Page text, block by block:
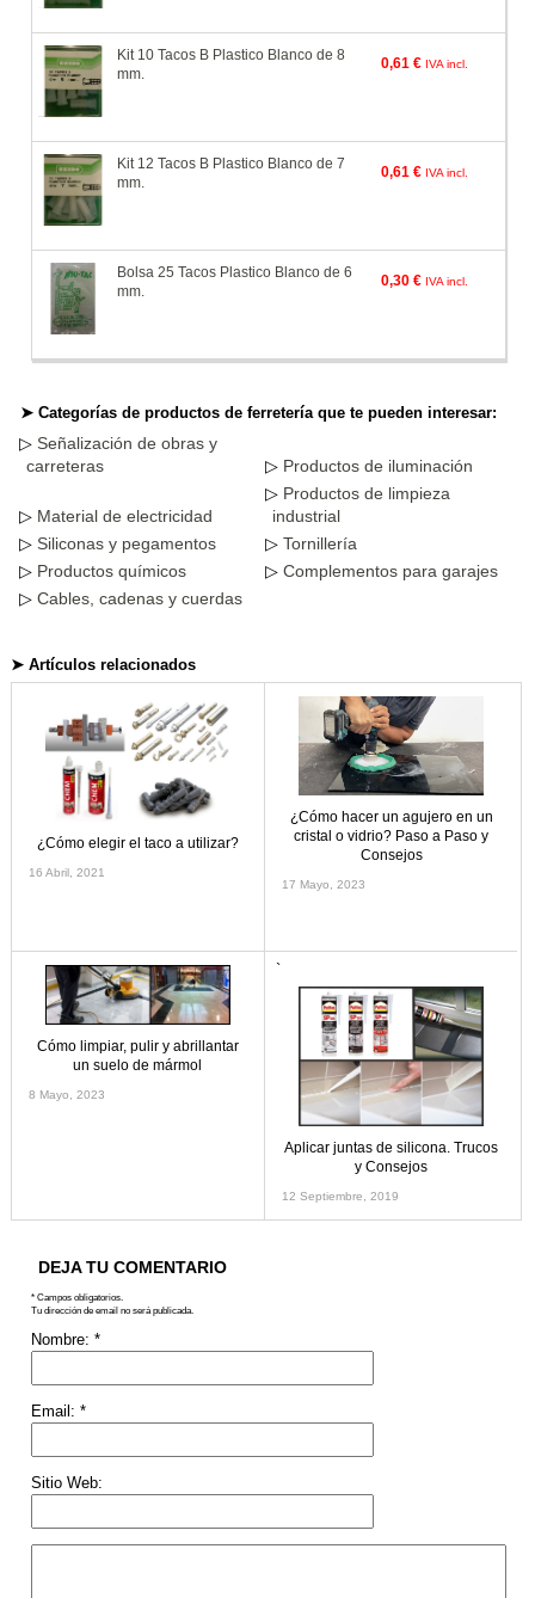
Kit 10 Tacos B Plastico Blanco de 8
mm.
0,61 € IVA incl.
Kit 12 Tacos B Plastico Blanco de 7
mm.
0,61 € IVA incl.
Bolsa 25 Tacos Plastico Blanco de 6
mm.
0,30 € IVA incl.
➤ Categorías de productos de ferretería que te pueden interesar:
Señalización de obras y
carreteras
Productos de iluminación
Material de electricidad
Productos de limpieza
industrial
Siliconas y pegamentos
Tornillería
Productos químicos
Complementos para garajes
Cables, cadenas y cuerdas
➤ Artículos relacionados
¿Cómo elegir el taco a utilizar?
16 Abril, 2021
¿Cómo hacer un agujero en un
cristal o vidrio? Paso a Paso y
Consejos
17 Mayo, 2023
Cómo limpiar, pulir y abrillantar
un suelo de mármol
8 Mayo, 2023
`
Aplicar juntas de silicona. Trucos
y Consejos
12 Septiembre, 2019
DEJA TU COMENTARIO
* Campos obligatorios.
Tu dirección de email no será publicada.
Nombre: *
Email: *
Sitio Web: